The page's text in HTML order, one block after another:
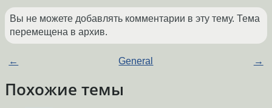
Вы не можете добавлять комментарии в эту тему. Тема
перемещена в архив.
← General →
Похожие темы